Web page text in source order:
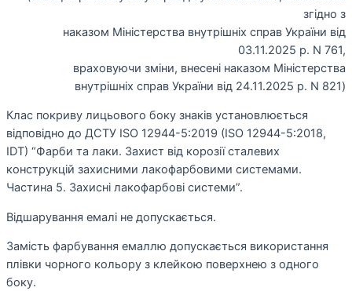
згідно з
наказом Міністерства внутрішніх справ України від
03.11.2025 р. N 761,
враховуючи зміни, внесені наказом Міністерства
внутрішніх справ України від 24.11.2025 р. N 821)
Клас покриву лицьового боку знаків установлюється
відповідно до ДСТУ ISO 12944-5:2019 (ISO 12944-5:2018,
IDT) “Фарби та лаки. Захист від корозії сталевих
конструкцій захисними лакофарбовими системами.
Частина 5. Захисні лакофарбові системи”.
Відшарування емалі не допускається.
Замість фарбування емаллю допускається використання
плівки чорного кольору з клейкою поверхнею з одного
боку.